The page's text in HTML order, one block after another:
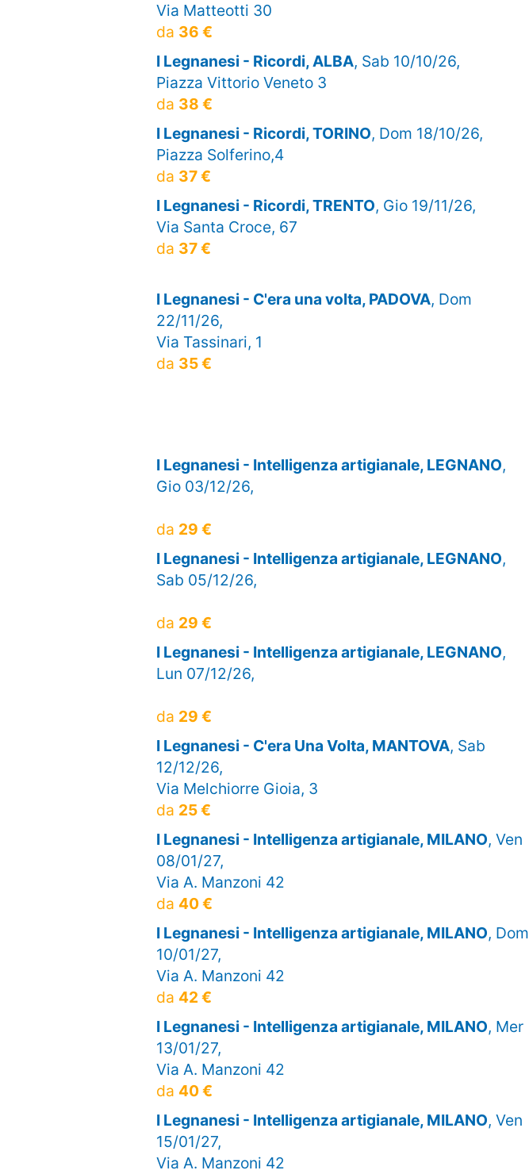
Via Matteotti 30
da 36 €
I Legnanesi - Ricordi, ALBA, Sab 10/10/26,
Piazza Vittorio Veneto 3
da 38 €
I Legnanesi - Ricordi, TORINO, Dom 18/10/26,
Piazza Solferino,4
da 37 €
I Legnanesi - Ricordi, TRENTO, Gio 19/11/26,
Via Santa Croce, 67
da 37 €
I Legnanesi - C'era una volta, PADOVA, Dom
22/11/26,
Via Tassinari, 1
da 35 €
I Legnanesi - Intelligenza artigianale, LEGNANO,
Gio 03/12/26,
da 29 €
I Legnanesi - Intelligenza artigianale, LEGNANO,
Sab 05/12/26,
da 29 €
I Legnanesi - Intelligenza artigianale, LEGNANO,
Lun 07/12/26,
da 29 €
I Legnanesi - C'era Una Volta, MANTOVA, Sab
12/12/26,
Via Melchiorre Gioia, 3
da 25 €
I Legnanesi - Intelligenza artigianale, MILANO, Ven
08/01/27,
Via A. Manzoni 42
da 40 €
I Legnanesi - Intelligenza artigianale, MILANO, Dom
10/01/27,
Via A. Manzoni 42
da 42 €
I Legnanesi - Intelligenza artigianale, MILANO, Mer
13/01/27,
Via A. Manzoni 42
da 40 €
I Legnanesi - Intelligenza artigianale, MILANO, Ven
15/01/27,
Via A. Manzoni 42